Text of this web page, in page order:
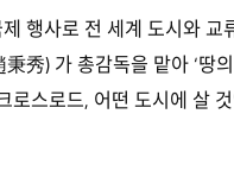
행사로 전 세계 도시와 교
秀) 가 총감독을 맡아 ‘땅
로스로드, 어떤 도시에 살